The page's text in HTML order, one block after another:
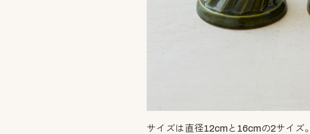
サイズは直径12cmと16cmの2サイズ。